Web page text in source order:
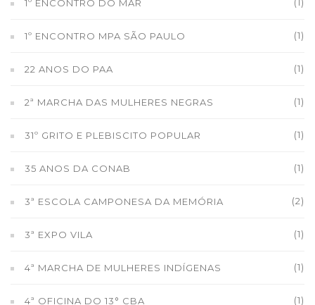
1º ENCONTRO DO MAR
1º ENCONTRO MPA SÃO PAULO (1)
22 ANOS DO PAA (1)
2ª MARCHA DAS MULHERES NEGRAS (1)
31º GRITO E PLEBISCITO POPULAR (1)
35 ANOS DA CONAB (1)
3ª ESCOLA CAMPONESA DA MEMÓRIA (2)
3ª EXPO VILA (1)
4ª MARCHA DE MULHERES INDÍGENAS (1)
4ª OFICINA DO 13° CBA (1)